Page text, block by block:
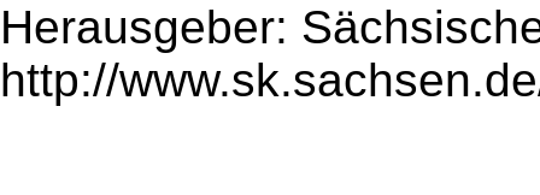
Herausgeber:
http://